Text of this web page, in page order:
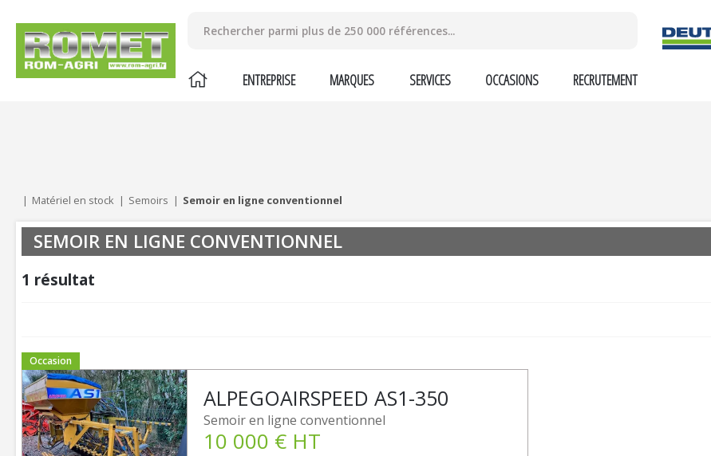
ENTREPRISE MARQUES SERVICES OCCASIONS RECRUTEMENT
Matériel en stock Semoirs Semoir en ligne conventionnel
SEMOIR EN LIGNE CONVENTIONNEL
1 résultat
Occasion
Semoir en ligne conventionnel
ALPEGOAIRSPEED AS1-350
10 000 € HT